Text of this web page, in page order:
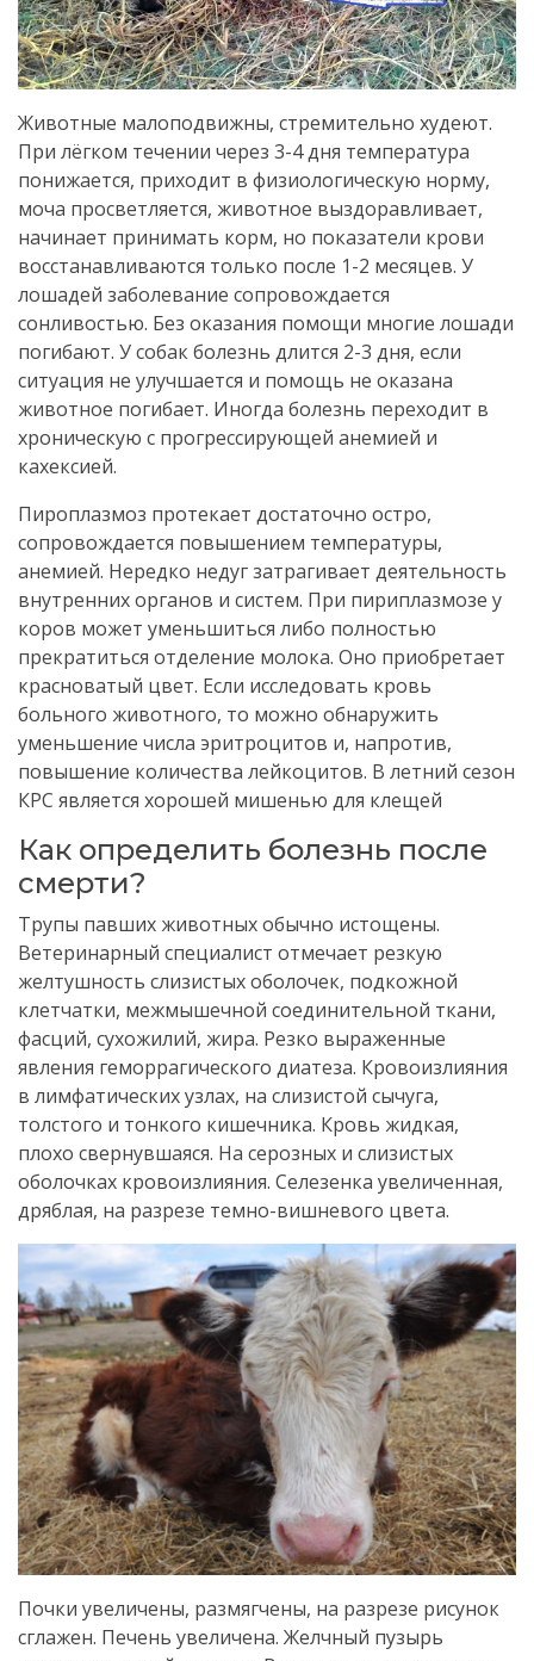
Животные малоподвижны, стремительно худеют.
При лёгком течении через 3-4 дня температура
понижается, приходит в физиологическую норму,
моча просветляется, животное выздоравливает,
начинает принимать корм, но показатели крови
восстанавливаются только после 1-2 месяцев. У
лошадей заболевание сопровождается
сонливостью. Без оказания помощи многие лошади
погибают. У собак болезнь длится 2-3 дня, если
ситуация не улучшается и помощь не оказана
животное погибает. Иногда болезнь переходит в
хроническую с прогрессирующей анемией и
кахексией.
Пироплазмоз протекает достаточно остро,
сопровождается повышением температуры,
анемией. Нередко недуг затрагивает деятельность
внутренних органов и систем. При пириплазмозе у
коров может уменьшиться либо полностью
прекратиться отделение молока. Оно приобретает
красноватый цвет. Если исследовать кровь
больного животного, то можно обнаружить
уменьшение числа эритроцитов и, напротив,
повышение количества лейкоцитов. В летний сезон
КРС является хорошей мишенью для клещей
Как определить болезнь после
смерти?
Трупы павших животных обычно истощены.
Ветеринарный специалист отмечает резкую
желтушность слизистых оболочек, подкожной
клетчатки, межмышечной соединительной ткани,
фасций, сухожилий, жира. Резко выраженные
явления геморрагического диатеза. Кровоизлияния
в лимфатических узлах, на слизистой сычуга,
толстого и тонкого кишечника. Кровь жидкая,
плохо свернувшаяся. На серозных и слизистых
оболочках кровоизлияния. Селезенка увеличенная,
дряблая, на разрезе темно-вишневого цвета.
Почки увеличены, размягчены, на разрезе рисунок
сглажен. Печень увеличена. Желчный пузырь